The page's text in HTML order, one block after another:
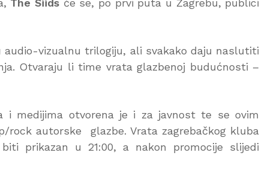
The Siidsće se, po prvi puta u Zagrebu, publici
audio-vizualnu trilogiju, ali svakako daju naslutiti
Otvaraju li time vrata glazbenoj budućnosti –
i medijima otvorena je i za javnost te se ovim
autorske glazbe. Vrata zagrebačkog kluba
prikazan u 21:00, a nakon promocije slijedi